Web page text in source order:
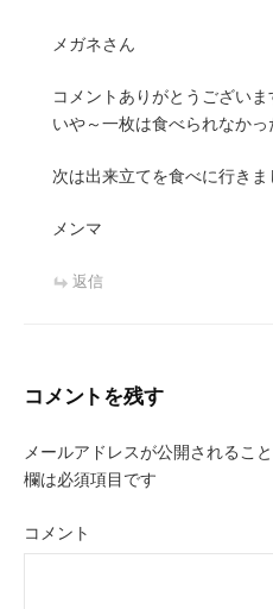
メガネさん
コメントありがとうございま
いや～一枚は食べられなかっ
次は出来立てを食べに行きま
メンマ
返信
コメントを残す
メールアドレスが公開されること
欄は必須項目です
コメント